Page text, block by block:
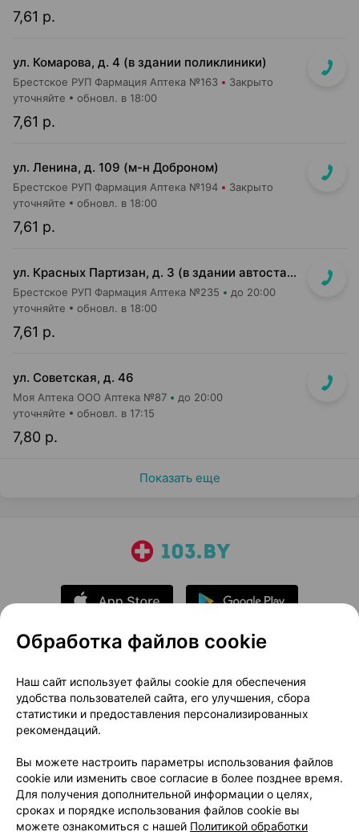
7,61 р.
ул. Комарова, д. 4 (в здании поликлиники)
Брестское РУП Фармация Аптека №163 Закрыто
7,61 р.
уточняйте обновл. в 18:00
ул. Ленина, д. 109 (м-н Доброном)
Брестское РУП Фармация Аптека №194 Закрыто
7,61 р.
уточняйте обновл. в 18:00
ул. Красных Партизан, д. 3 (в здании автостанции)
Брестское РУП Фармация Аптека №235 до 20:00
7,61 р.
уточняйте обновл. в 18:00
ул. Советская, д. 46
Моя Аптека ООО Аптека №87 до 20:00
7,80 р.
уточняйте обновл. в 17:15
Показать еще
О проекте
Новости проекта
Размещение рекламы
Медицинский маркетинг
Публичный договор
Доставка
Способы оплаты
Вакансии
Партнеры
Написать руководителю 103.by
Написать в поддержку
Обработка файлов cookie
Наш сайт использует файлы cookie для обеспечения
удобства пользователей сайта, его улучшения, сбора
статистики и предоставления персонализированных
рекомендаций.
Вы можете настроить параметры использования файлов
cookie или изменить свое согласие в более позднее время.
Для получения дополнительной информации о целях,
сроках и порядке использования файлов cookie вы
можете ознакомиться с нашей Политикой обработки